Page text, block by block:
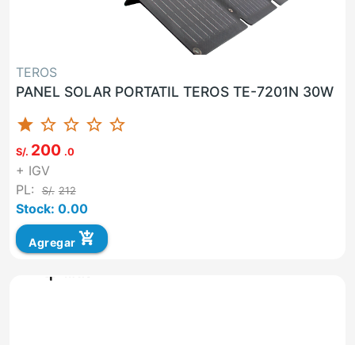
TEROS
PANEL SOLAR PORTATIL TEROS TE-7201N 30W
star star_border star_border star_border star_border
S/. 200 .0
+ IGV
PL:
S/. 212
Stock: 0.00
Agregar add_shopping_cart